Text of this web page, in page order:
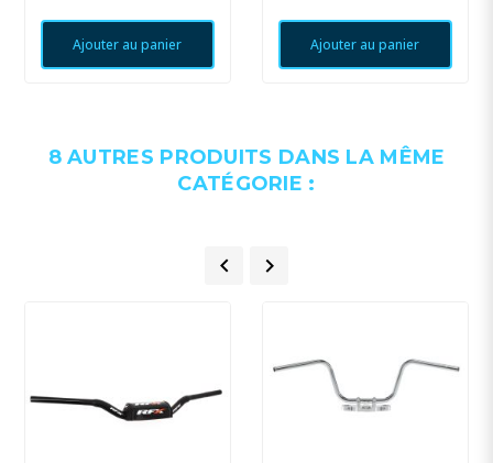
Ajouter au panier Ajouter au panier
8 AUTRES PRODUITS DANS LA MÊME
CATÉGORIE :
 